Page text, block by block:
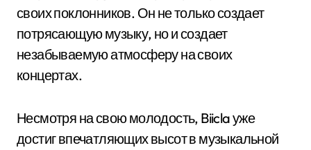
своих поклонников. Он не только создает
потрясающую музыку, но и создает
незабываемую атмосферу на своих
концертах.
Несмотря на свою молодость, Biicla уже
достиг впечатляющих высот в музыкальной